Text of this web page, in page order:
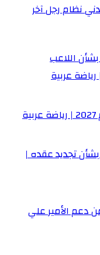
نظام رجل آخر
اللاعب
عربية
بشأن تجديد عقده |
دعم الأمير علي